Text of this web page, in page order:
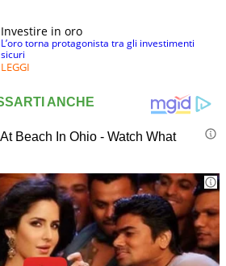
Investire in oro
L’oro torna protagonista tra gli investimenti
sicuri
LEGGI